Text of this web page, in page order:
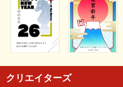
クリエイターズ